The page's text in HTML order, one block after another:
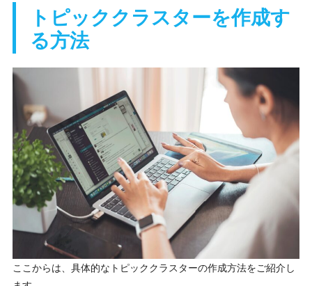
トピッククラスターを作成す
る方法
ここからは、具体的なトピッククラスターの作成方法をご紹介し